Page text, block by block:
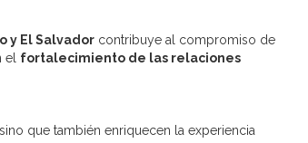
y El Salvador contribuye al compromiso de
el fortalecimiento de las relaciones
que también enriquecen la experiencia